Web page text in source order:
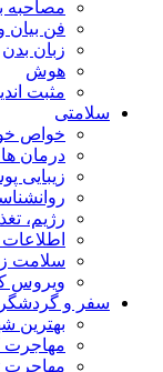
مصاحبه
فن بیان
زبان بدن
هوش
مثبت
سلامتی
خواص
درمان
زیبایی
رژیم،
سلامت
ویروس
سفر و
بهترین
مهاجرت
مهاجرت